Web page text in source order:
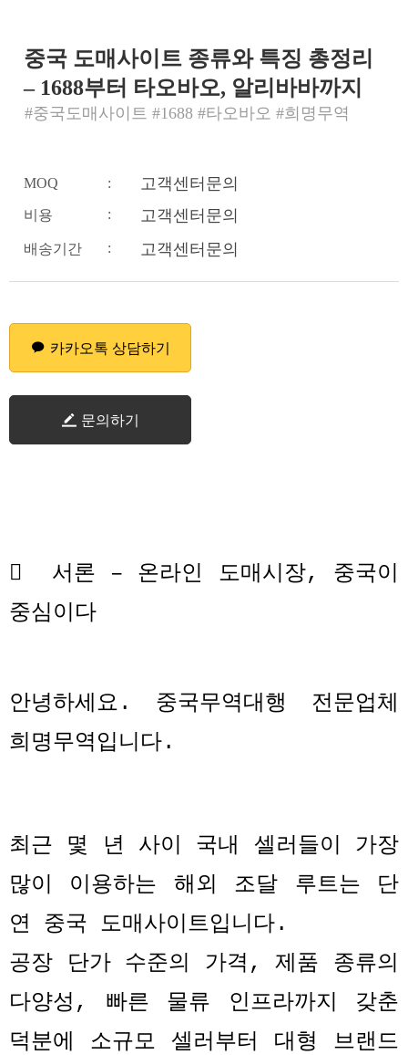
중국 도매사이트 종류와 특징 총정리
– 1688부터 타오바오, 알리바바까지
#중국도매사이트 #1688 #타오바오 #희명무역
MOQ : 고객센터문의
비용 : 고객센터문의
배송기간 : 고객센터문의
카카오톡 상담하기
문의하기
 서론 – 온라인 도매시장, 중국이
중심이다
안녕하세요. 중국무역대행 전문업체
희명무역입니다.
최근 몇 년 사이 국내 셀러들이 가장
많이 이용하는 해외 조달 루트는 단
연 중국 도매사이트입니다.
공장 단가 수준의 가격 ,제품 종류의
다양성 , 빠른 물류 인프라까지 갖춘
덕분에 소규모 셀러부터 대형 브랜드